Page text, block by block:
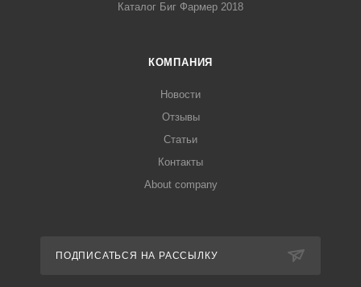
Каталог Биг Фармер 2018
КОМПАНИЯ
Новости
Отзывы
Статьи
Контакты
About company
ПОДПИСАТЬСЯ НА РАССЫЛКУ